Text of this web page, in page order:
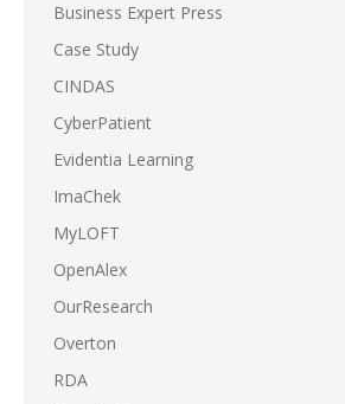
Business Expert Press
Case Study
CINDAS
CyberPatient
Evidentia Learning
ImaChek
MyLOFT
OpenAlex
OurResearch
Overton
RDA